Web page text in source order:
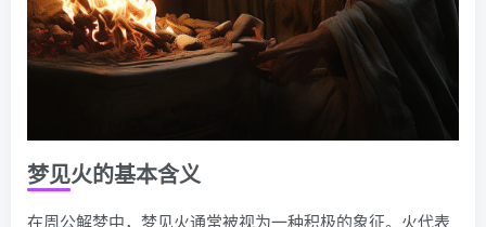
梦见火的基本含义
在周公解梦中，梦见火通常被视为一种积极的象征。火代表